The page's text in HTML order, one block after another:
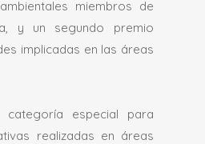
miembros de
y un segundo premio
implicadas en las áreas
categoría especial para
realizadas en áreas